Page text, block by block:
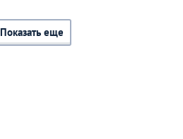
Показать еще